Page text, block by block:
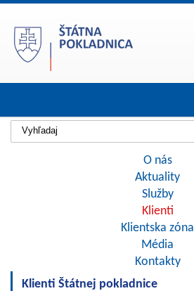
O nás
Aktuality
Služby
Klienti
Klientska zóna
Média
Kontakty
Klienti Štátnej pokladnice